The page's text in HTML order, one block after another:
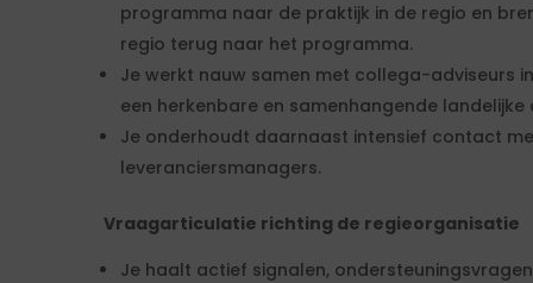
programma naar de praktijk in de regio en
regio terug naar het programma.
Je werkt nauw samen met collega-adviseurs
een herkenbare en samenhangende landelijke
Je onderhoudt daarnaast intensief contact
leveranciersmanagers.
Vraagarticulatie richting de regieorganisatie
Je haalt actief signalen,